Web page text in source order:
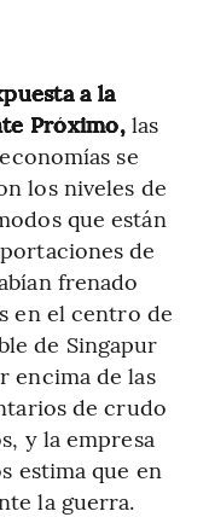
a la
Próximo, las
se
los niveles de
que están
de
frenado
en el centro de
de Singapur
encima de las
de crudo
y la empresa
estima que en
la guerra.